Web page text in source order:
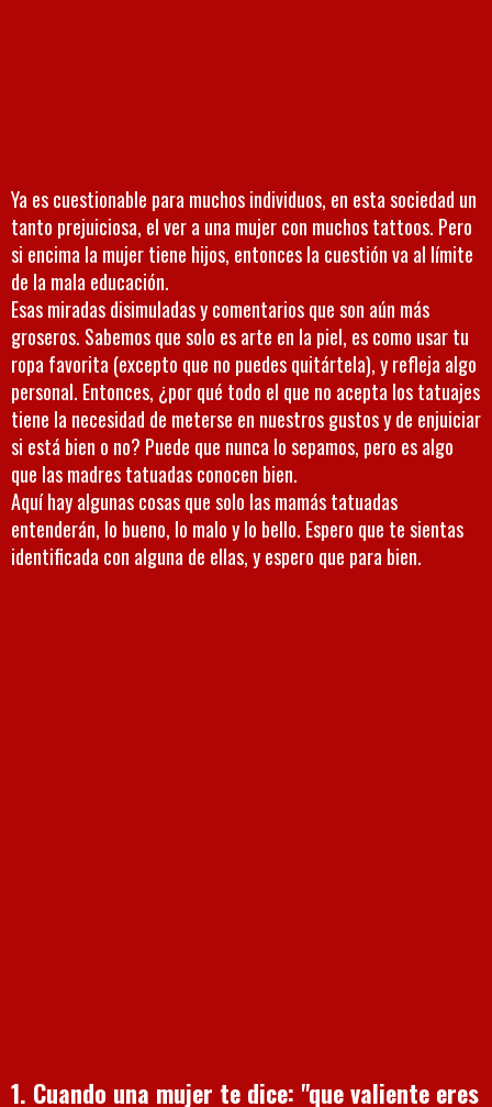
Ya es cuestionable para muchos individuos, en esta sociedad un
tanto prejuiciosa, el ver a una mujer con muchos tattoos. Pero
si encima la mujer tiene hijos, entonces la cuestión va al límite
de la mala educación.
Esas miradas disimuladas y comentarios que son aún más
groseros. Sabemos que solo es arte en la piel, es como usar tu
ropa favorita (excepto que no puedes quitártela), y refleja algo
personal. Entonces, ¿por qué todo el que no acepta los tatuajes
tiene la necesidad de meterse en nuestros gustos y de enjuiciar
si está bien o no? Puede que nunca lo sepamos, pero es algo
que las madres tatuadas conocen bien.
Aquí hay algunas cosas que solo las mamás tatuadas
entenderán, lo bueno, lo malo y lo bello. Espero que te sientas
identificada con alguna de ellas, y espero que para bien.
1. Cuando una mujer te dice: "que valiente eres